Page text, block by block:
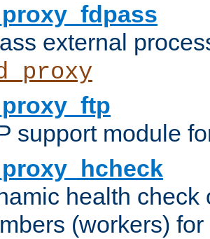
external
support module
health check
(workers) for